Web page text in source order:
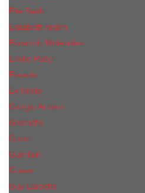
Elie Saab
Elizabeth Arden
Escentric Molecules
Emilio Pucci
Escada
Ex Nihilo
Giorgio Armani
Givenchy
Gucci
Guerlain
Guess
Guy Laroche